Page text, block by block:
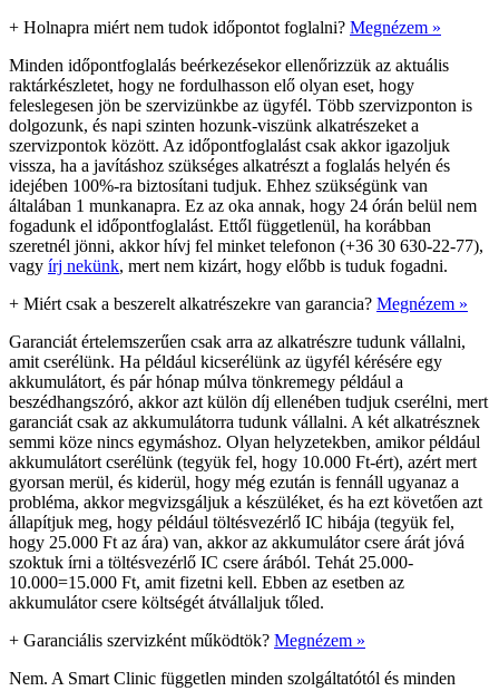
+ Holnapra miért nem tudok időpontot foglalni? Megnézem »
Minden időpontfoglalás beérkezésekor ellenőrizzük az aktuális
raktárkészletet, hogy ne fordulhasson elő olyan eset, hogy
feleslegesen jön be szervizünkbe az ügyfél. Több szervizponton is
dolgozunk, és napi szinten hozunk-viszünk alkatrészeket a
szervizpontok között. Az időpontfoglalást csak akkor igazoljuk
vissza, ha a javításhoz szükséges alkatrészt a foglalás helyén és
idejében 100%-ra biztosítani tudjuk. Ehhez szükségünk van
általában 1 munkanapra. Ez az oka annak, hogy 24 órán belül nem
fogadunk el időpontfoglalást. Ettől függetlenül, ha korábban
szeretnél jönni, akkor hívj fel minket telefonon (+36 30 630-22-77),
vagy írj nekünk, mert nem kizárt, hogy előbb is tuduk fogadni.
+ Miért csak a beszerelt alkatrészekre van garancia? Megnézem »
Garanciát értelemszerűen csak arra az alkatrészre tudunk vállalni,
amit cserélünk. Ha például kicserélünk az ügyfél kérésére egy
akkumulátort, és pár hónap múlva tönkremegy például a
beszédhangszóró, akkor azt külön díj ellenében tudjuk cserélni, mert
garanciát csak az akkumulátorra tudunk vállalni. A két alkatrésznek
semmi köze nincs egymáshoz. Olyan helyzetekben, amikor például
akkumulátort cserélünk (tegyük fel, hogy 10.000 Ft-ért), azért mert
gyorsan merül, és kiderül, hogy még ezután is fennáll ugyanaz a
probléma, akkor megvizsgáljuk a készüléket, és ha ezt követően azt
állapítjuk meg, hogy például töltésvezérlő IC hibája (tegyük fel,
hogy 25.000 Ft az ára) van, akkor az akkumulátor csere árát jóvá
szoktuk írni a töltésvezérlő IC csere árából. Tehát 25.000-
10.000=15.000 Ft, amit fizetni kell. Ebben az esetben az
akkumulátor csere költségét átvállaljuk tőled.
+ Garanciális szervizként működtök? Megnézem »
Nem. A Smart Clinic független minden szolgáltatótól és minden